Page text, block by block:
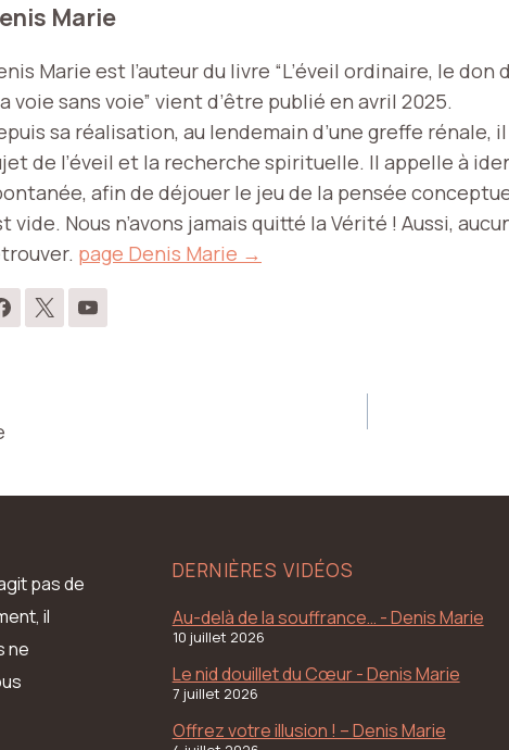
Marie
Marie est l’auteur du livre “L’éveil ordinaire, le
voie sans voie” vient d’être publié en avril 2025.
sa réalisation, au lendemain d’une greffe rénale,
de l’éveil et la recherche spirituelle. Il appelle à
afin de déjouer le jeu de la pensée
vide. Nous n’avons jamais quitté la Vérité ! Aussi,
page Denis Marie →
pas de
il
ne
DERNIÈRES VIDÉOS
Au-delà de la souffrance… - Denis Marie
10 juillet 2026
Le nid douillet du Cœur - Denis Marie
7 juillet 2026
Offrez votre illusion ! – Denis Marie